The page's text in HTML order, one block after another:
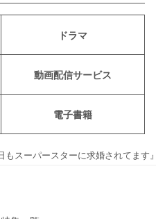
ドラマ
動画配信サービス
電子書籍
もスーパースターに求婚されてま